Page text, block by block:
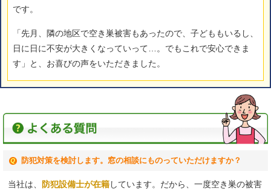
です。
「先月、隣の地区で空き巣被害もあったので、子どももいるし、
日に日に不安が大きくなっていって…。でもこれで安心できま
す」と、お喜びの声をいただきました。
防犯対策を検討します。窓の相談にものっていただけますか？
当社は、 防犯設備士が在籍しています。だから、一度空き巣の被害